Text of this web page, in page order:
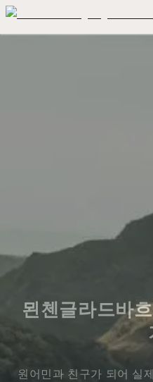
묀첸글라드바
원어민과 친구가 되어 실